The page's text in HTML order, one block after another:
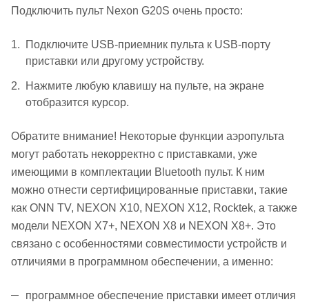
Подключить пульт Nexon G20S очень просто:
Подключите USB-приемник пульта к USB-порту
приставки или другому устройству.
Нажмите любую клавишу на пульте, на экране
отобразится курсор.
Обратите внимание! Некоторые функции аэропульта
могут работать некорректно с приставками, уже
имеющими в комплектации Bluetooth пульт. К ним
можно отнести сертифицированные приставки, такие
как ONN TV, NEXON X10, NEXON X12, Rocktek, а также
модели NEXON X7+, NEXON X8 и NEXON X8+. Это
связано с особенностями совместимости устройств и
отличиями в программном обеспечении, а именно:
программное обеспечение приставки имеет отличия